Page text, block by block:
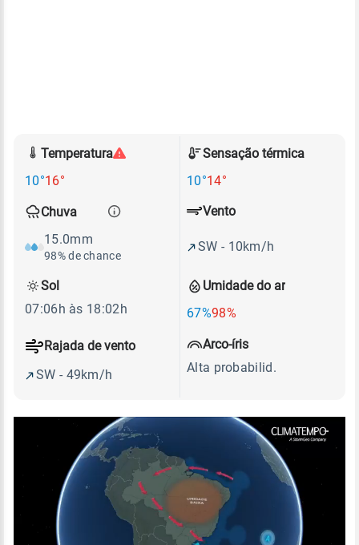
Temperatura
10°16°
Sensação térmica
10°14°
Chuva
15.0mm
98% de chance
Umidade do ar
67%98%
Vento
SW - 10km/h
Rajada de vento
SW - 49km/h
Sol
07:06h às 18:02h
Arco-íris
Alta probabilid.